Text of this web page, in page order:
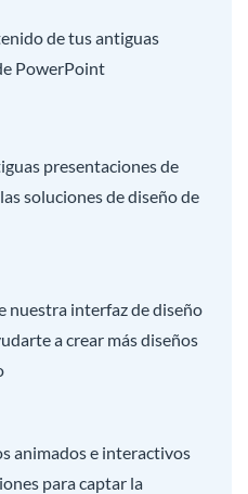
de tus antiguas
PowerPoint
presentaciones de
soluciones de diseño de
nuestra interfaz de diseño
a crear más diseños
animados e interactivos
para captar la